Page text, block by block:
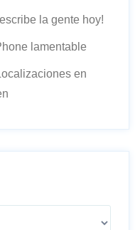
la gente hoy!
lamentable
en